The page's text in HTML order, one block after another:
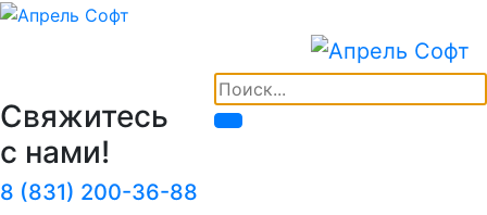
Свяжитесь
с нами!
8 (831) 200-36-88